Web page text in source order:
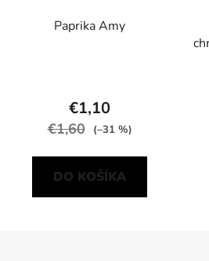
Paprika Amy
€1,10
€1,60 (–31 %)
DO KOŠÍKA